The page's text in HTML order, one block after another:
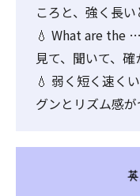
ころと、強く長い
💧 What are the
見て、聞いて、確
💧 弱く短く速く
グンとリズム感が